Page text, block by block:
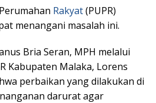
Rakyat(PUPR)
menangani masalah ini.
Bria Seran, MPH melalui
Kabupaten Malaka, Lorens
perbaikan yang dilakukan di
darurat agar